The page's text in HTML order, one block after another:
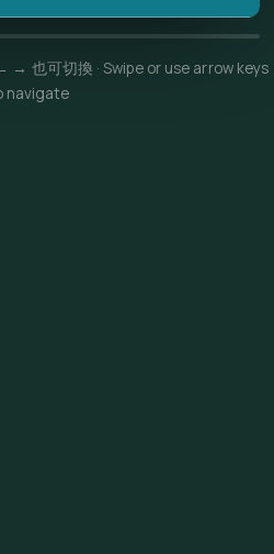
→ 也可切換 · Swipe or use arrow keys
navigate